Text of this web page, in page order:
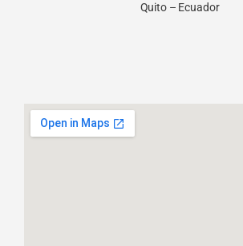
Quito – Ecuador